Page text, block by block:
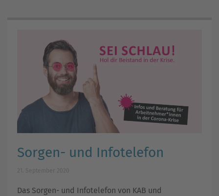
Sorgen- und Infotelefon
Das Sorgen- und Infotelefon von KAB und